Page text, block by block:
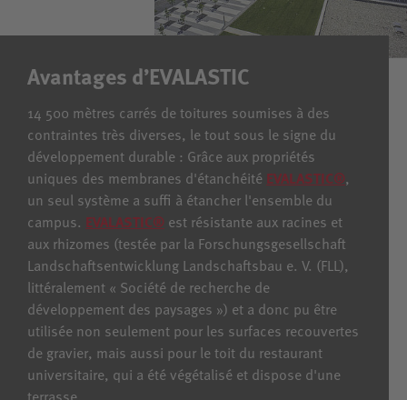
Avantages d’EVALASTIC
14 500 mètres carrés de toitures soumises à des
contraintes très diverses, le tout sous le signe du
développement durable : Grâce aux propriétés
uniques des membranes d'étanchéité EVALASTIC®,
un seul système a suffi à étancher l'ensemble du
campus. EVALASTIC® est résistante aux racines et
aux rhizomes (testée par la Forschungsgesellschaft
Landschaftsentwicklung Landschaftsbau e. V. (FLL),
littéralement « Société de recherche de
développement des paysages ») et a donc pu être
utilisée non seulement pour les surfaces recouvertes
de gravier, mais aussi pour le toit du restaurant
universitaire, qui a été végétalisé et dispose d'une